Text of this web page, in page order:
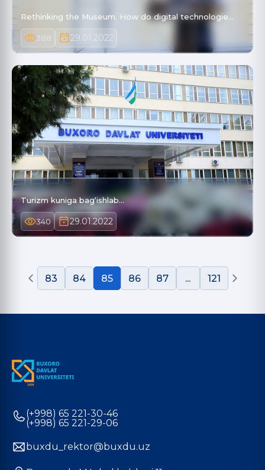
Rethinking the Museum. How do digital technologie…
388 29.01.2022
Turizm kuniga bag‘ishlab...
340 29.01.2022
83 84 85 86 87 ... 121
(+998) 65 221-30-46
(+998) 65 221-29-06
buxdu_rektor@buxdu.uz